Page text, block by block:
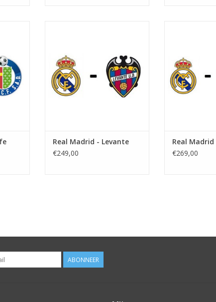
Plaats: Madrid
TOEVOEGEN AAN WINKELWAGEN
Real Madrid - Levante
€249,00
TOEVOEGEN
Real
€269,00
ABONNEER